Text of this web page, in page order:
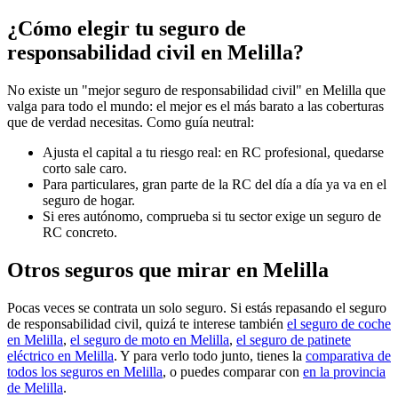
¿Cómo elegir tu seguro de
responsabilidad civil en Melilla?
No existe un "mejor seguro de responsabilidad civil" en Melilla que
valga para todo el mundo: el mejor es el más barato a las coberturas
que de verdad necesitas. Como guía neutral:
Ajusta el capital a tu riesgo real: en RC profesional, quedarse
corto sale caro.
Para particulares, gran parte de la RC del día a día ya va en el
seguro de hogar.
Si eres autónomo, comprueba si tu sector exige un seguro de
RC concreto.
Otros seguros que mirar en Melilla
Pocas veces se contrata un solo seguro. Si estás repasando el seguro
de responsabilidad civil, quizá te interese también el seguro de coche
en Melilla, el seguro de moto en Melilla, el seguro de patinete
eléctrico en Melilla. Y para verlo todo junto, tienes la comparativa de
todos los seguros en Melilla, o puedes comparar con en la provincia
de Melilla.